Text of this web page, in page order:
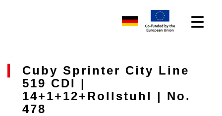
Cuby Sprinter City Line
519 CDI |
14+1+12+Rollstuhl | No.
478